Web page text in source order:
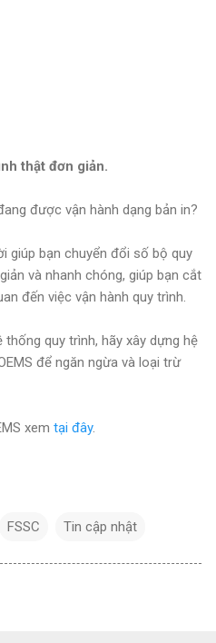
thật đơn giản.
được vận hành dạng bản in?
giúp bạn chuyển đổi số bộ quy
và nhanh chóng, giúp bạn cắt
đến việc vận hành quy trình.
quy trình, hãy xây dựng hệ
để ngăn ngừa và loại trừ
xem tại đây.
FSSC Tin cập nhật